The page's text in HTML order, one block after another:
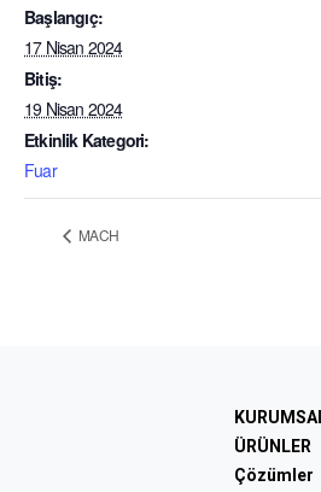
Başlangıç:
17 Nisan 2024
Bitiş:
19 Nisan 2024
Etkinlik Kategori:
Fuar
MACH
ÜRÜNLER
Çözümler